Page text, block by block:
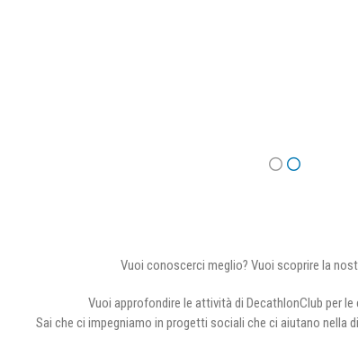
Vuoi conoscerci meglio? Vuoi scoprire la
Vuoi approfondire le attività di DecathlonClub per
Sai che ci impegniamo in progetti sociali che ci aiutano nella